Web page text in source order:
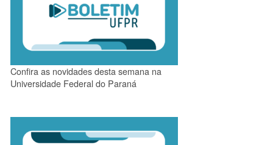
Confira as novidades desta semana na
Universidade Federal do Paraná